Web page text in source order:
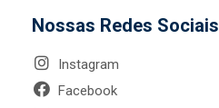
Nossas Redes Sociais
Instagram
Facebook